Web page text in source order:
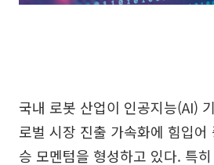
국내 로봇 산업이 인공지능(AI)
로벌 시장 진출 가속화에 힘입어
승 모멘텀을 형성하고 있다. 특